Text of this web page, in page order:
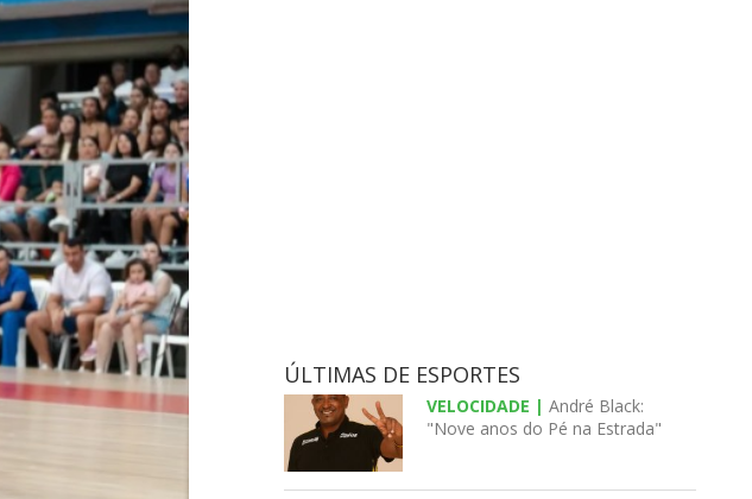
ÚLTIMAS DE ESPORTES
VELOCIDADE |André Black:
"Nove anos do Pé na Estrada"